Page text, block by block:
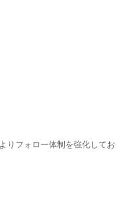
りフォロー体制を強化してお